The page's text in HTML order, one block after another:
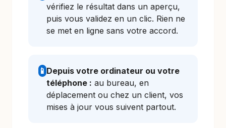
vérifiez le résultat dans un aperçu,
puis vous validez en un clic. Rien ne
se met en ligne sans votre accord.
📱Depuis votre ordinateur ou votre
téléphone : au bureau, en
déplacement ou chez un client, vos
mises à jour vous suivent partout.